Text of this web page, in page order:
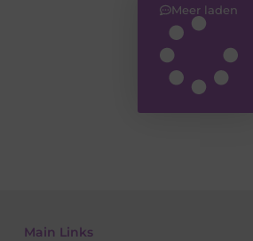
Meer laden
Main Links